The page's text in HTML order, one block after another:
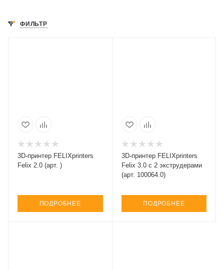
ФИЛЬТР
3D-принтер FELIXprinters
Felix 2.0 (арт. )
ПОДРОБНЕЕ
3D-принтер FELIXprinters
Felix 3.0 c 2 экструдерами
(арт. 100064.0)
ПОДРОБНЕЕ